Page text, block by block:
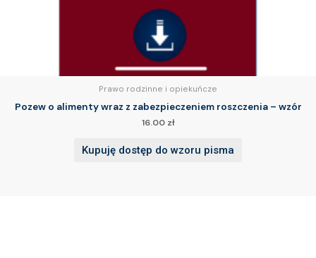
Prawo rodzinne i opiekuńcze
Pozew o alimenty wraz z zabezpieczeniem roszczenia – wzór
16.00 zł
Kupuję dostęp do wzoru pisma